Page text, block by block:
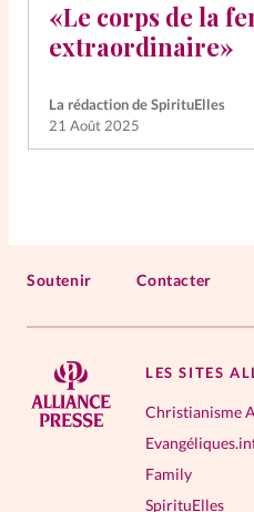
«Le corps de la
extraordinaire»
La rédaction de SpirituElles
21 Août 2025
Soutenir Contacter
LES SITES
Christianisme
Family
SpirituElles